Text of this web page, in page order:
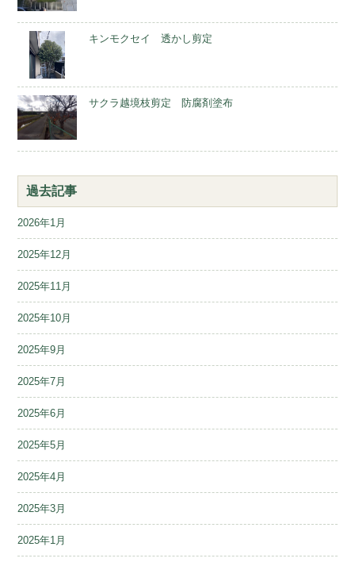
キンモクセイ 透かし剪定
サクラ越境枝剪定 防腐剤塗布
過去記事
2026年1月
2025年12月
2025年11月
2025年10月
2025年9月
2025年7月
2025年6月
2025年5月
2025年4月
2025年3月
2025年1月